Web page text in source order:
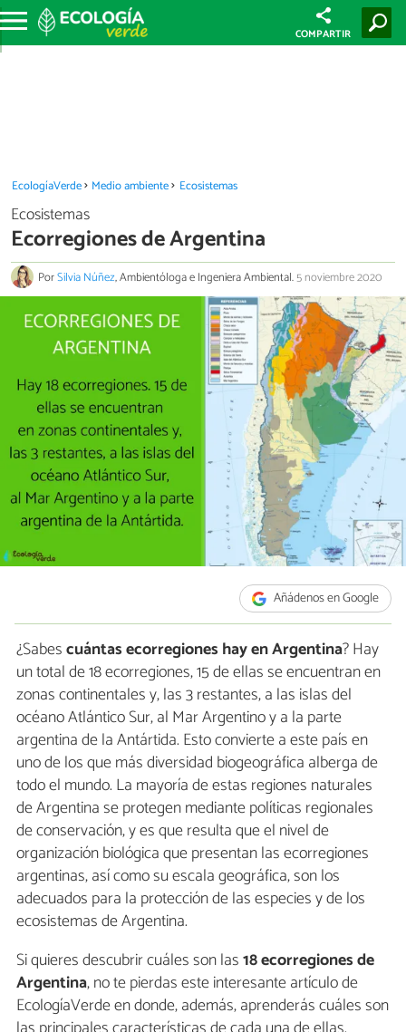
COMPARTIR
EcologíaVerde Medio ambiente Ecosistemas
Ecosistemas
Ecorregiones de Argentina
PorSilvia Núñez, Ambientóloga e Ingeniera Ambiental.5 noviembre 2020
Añádenos en Google
¿Sabescuántas ecorregiones hay en Argentina? Hay
un total de 18 ecorregiones, 15 de ellas se encuentran en
zonas continentales y, las 3 restantes, a las islas del
océano Atlántico Sur, al Mar Argentino y a la parte
argentina de la Antártida. Esto convierte a este país en
uno de los que más diversidad biogeográfica alberga de
todo el mundo. La mayoría de estas regiones naturales
de Argentina se protegen mediante políticas regionales
de conservación, y es que resulta que el nivel de
organización biológica que presentan las ecorregiones
argentinas, así como su escala geográfica, son los
adecuados para la protección de las especies y de los
ecosistemas de Argentina.
Si quieres descubrir cuáles son las18 ecorregiones de
Argentina, no te pierdas este interesante artículo de
EcologíaVerde en donde, además, aprenderás cuáles son